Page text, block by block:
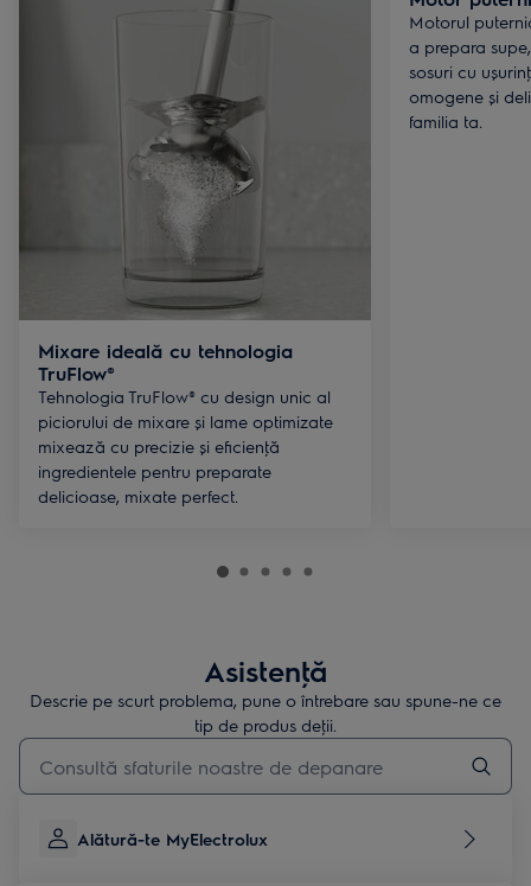
Mixare ideală cu tehnologia
TruFlow®
Tehnologia TruFlow® cu design unic al
piciorului de mixare și lame optimizate
mixează cu precizie și eficienţă
ingredientele pentru preparate
delicioase, mixate perfect.
Motorul
a prepara
sosuri cu
omogene și
familia ta.
Asistenţă
Descrie pe scurt problema, pune o întrebare sau spune-ne ce
tip de produs deţii.
Type to search for support articles
Alătură-te MyElectrolux